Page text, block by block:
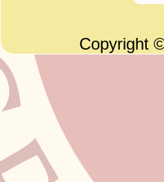
Copyright